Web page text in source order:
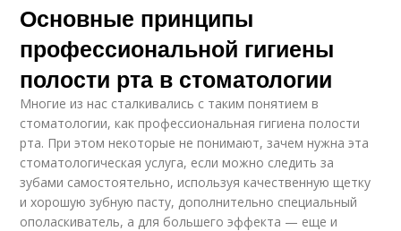
Основные принципы
профессиональной гигиены
полости рта в стоматологии
Многие из нас сталкивались с таким понятием в
стоматологии, как профессиональная гигиена полости
рта. При этом некоторые не понимают, зачем нужна эта
стоматологическая услуга, если можно следить за
зубами самостоятельно, используя качественную щетку
и хорошую зубную пасту, дополнительно специальный
ополаскиватель, а для большего эффекта — еще и